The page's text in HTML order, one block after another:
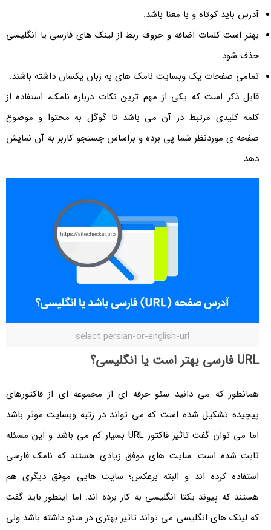
آدرس باید کوتاه و با معنا باشد.
بهتر است کلمات اضافه و حروف ربط از لینک های فارسی یا انگلیسی
حذف شود.
تمامی صفحات یک وبسایت نامک های به زبان یکسان داشته باشند.
قابل ذکر است که یکی از مهم ترین نکات درباره نامک، استفاده از
کلمه کلیدی مرتبط در آن می باشد تا گوگل به محتوا و موضوع
صفحه ی موردنظر شما پی برده و براساس جستجو کاربر به آن نمایش
دهد.
select persian-or-english-url
URL فارسی بهتر است یا انگلیسی؟
همانطور که می دانید سئو حرفه ای از مجموعه ای از فاکتورهای
پیچیده تشکیل شده است که می تواند در رتبه وبسایت موثر باشد
اما می توان گفت تاثیر فاکتور URL بسیار کم می باشد و این مسئله
ثابت شده است. سایت های موفق زیادی هستند که نامک فارسی
استفاده کرده اند و البته برعکس؛ سایت هایی موفق دیگری هم
هستند که پیوند یکتا انگلیسی به کار برده اند. اما اینطور باید گفت
که لینک های انگلیسی می تواند تاثیر بهتری در سئو داشته باشد ولی